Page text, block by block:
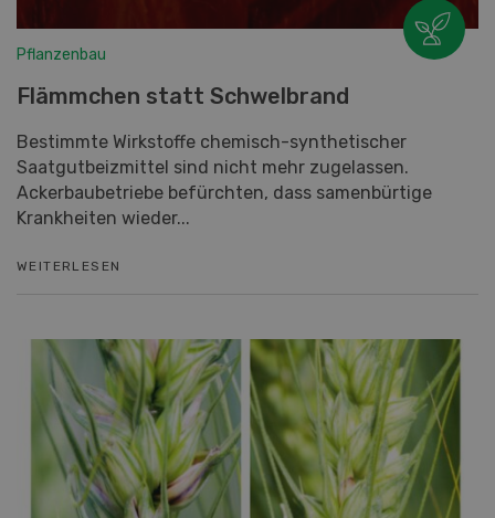
Pflanzenbau
Flämmchen statt Schwelbrand
Bestimmte Wirkstoffe chemisch-synthetischer
Saatgutbeizmittel sind nicht mehr zugelassen.
Ackerbaubetriebe befürchten, dass samenbürtige
Krankheiten wieder...
WEITERLESEN